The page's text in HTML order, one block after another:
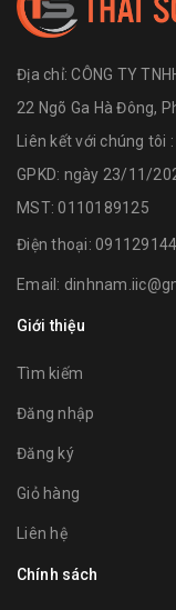
Địa chỉ:CÔNG TY
22 Ngõ Ga Hà Đông,
Liên kết với chúng tôi
GPKD: ngày 23/11/
MST: 0110189125
Điện thoại:
Email:
Giới thiệu
Tìm kiếm
Đăng nhập
Đăng ký
Giỏ hàng
Liên hệ
Chính sách